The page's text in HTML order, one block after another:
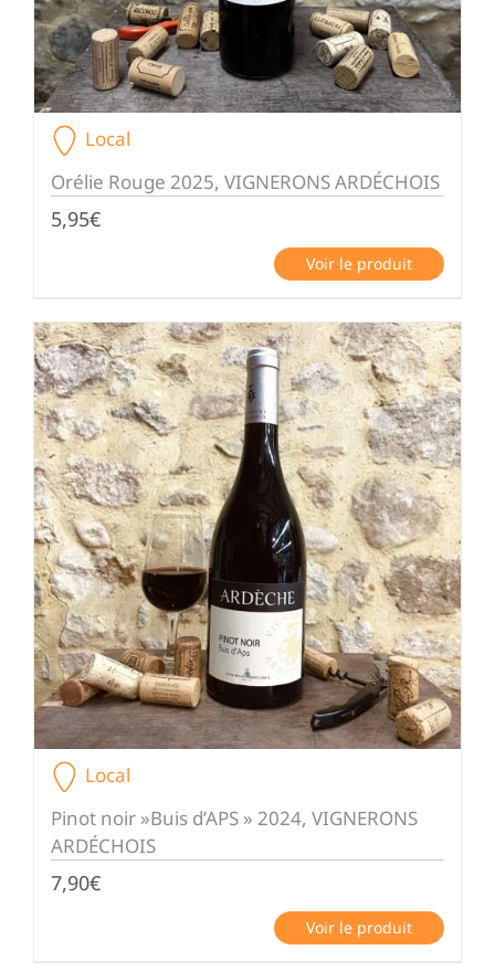
Local
Orélie Rouge 2025, VIGNERONS ARDÉCHOIS
5,95€
Voir le produit
Local
Pinot noir »Buis d’APS » 2024, VIGNERONS
ARDÉCHOIS
7,90€
Voir le produit